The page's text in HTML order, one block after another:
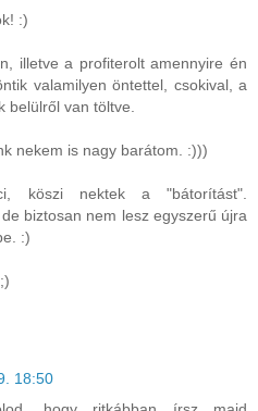
:)
illetve a profiterolt amennyire én
valamilyen öntettel, csokival, a
belülről van töltve.
nekem is nagy barátom. :)))
köszi nektek a "bátorítást".
biztosan nem lesz egyszerű újra
:)
18:50